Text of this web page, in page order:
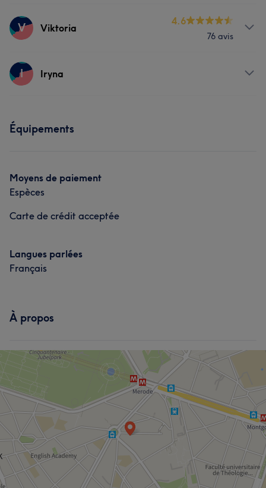
Portfolio
L'avis de nos clients sur Darina
Méticuleux/euse
Perfectionniste
Services
V Viktoria
4.6
76 avis
Services
I Iryna
Équipements
Moyens de paiement
Espèces
Carte de crédit acceptée
Langues parlées
Français
À propos